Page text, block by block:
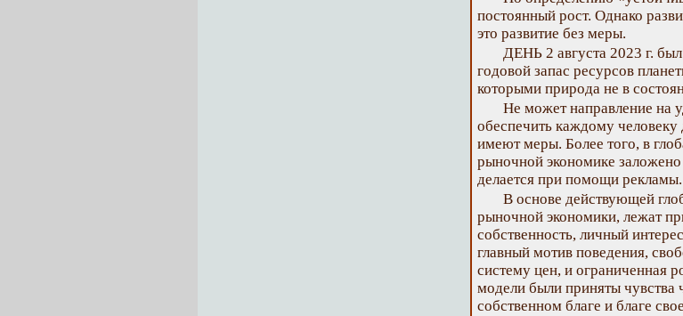
постоянный рост. Однако
это развитие без меры.
ДЕНЬ 2 августа 2023 г.
годовой запас ресурсов
которыми природа не в
Не может направление на
обеспечить каждому
имеют меры. Более того, в
рыночной экономике заложено
делается при помощи рекламы.
В основе действующей
рыночной экономики, лежат
собственность, личный
главный мотив поведения,
систему цен, и ограниченная
модели были приняты чувства
собственном благе и благе